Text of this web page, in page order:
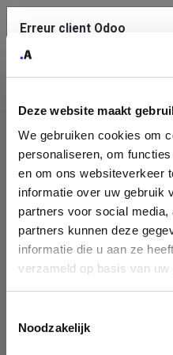
Deze website maakt
We gebruiken cookies om
personaliseren, om
en om ons websiteverkeer
informatie over uw gebruik
partners voor social
partners kunnen deze
informatie die u aan ze
verzameld op basis van
Noodzakelijk
Identification
de
l'entreprise
Please fill in your
form. If you don't find your
a new company record with the
Erreur client Odoo
Une erreur s'est produite
Utilisez le bouton Copier
service de support.
Voir les détails
Ok